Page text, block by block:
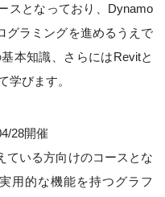
スとなっており、Dynamo
グラミングを進めるうえで
本知識、さらにはRevitと
学びます。
28開催
ている方向けのコースとな
用的な機能を持つグラフ